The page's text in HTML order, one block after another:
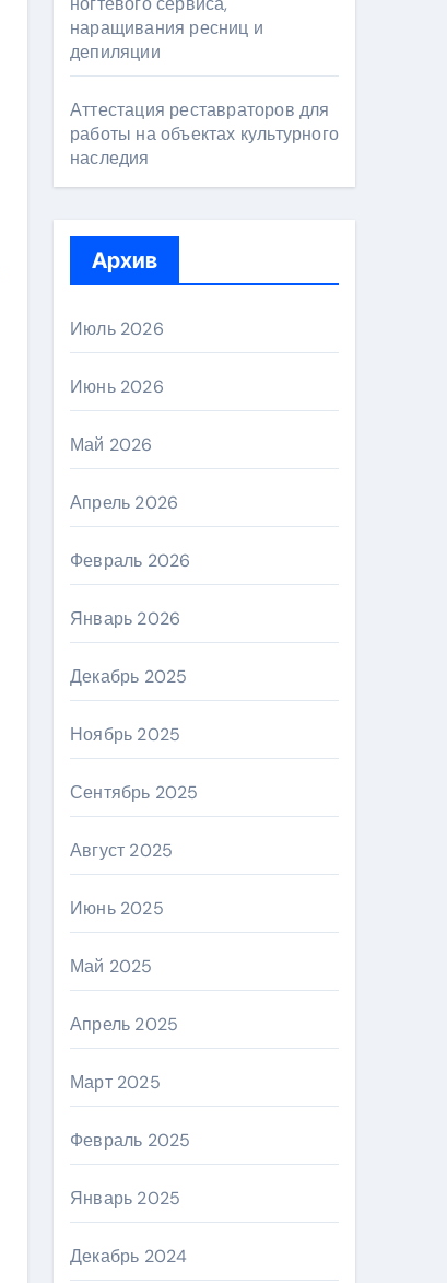
наращивания ресниц и
депиляции
Аттестация реставраторов для
работы на объектах культурного
наследия
Архив
Июль 2026
Июнь 2026
Май 2026
Апрель 2026
Февраль 2026
Январь 2026
Декабрь 2025
Ноябрь 2025
Сентябрь 2025
Август 2025
Июнь 2025
Май 2025
Апрель 2025
Март 2025
Февраль 2025
Январь 2025
Декабрь 2024